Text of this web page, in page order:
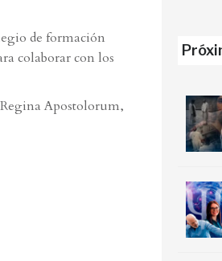
de formación
colaborar con los
Apostolorum,